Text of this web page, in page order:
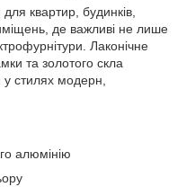
квартир, будинків,
де важливі не лише
Лаконічне
та золотого скла
у стилях модерн,
алюмінію